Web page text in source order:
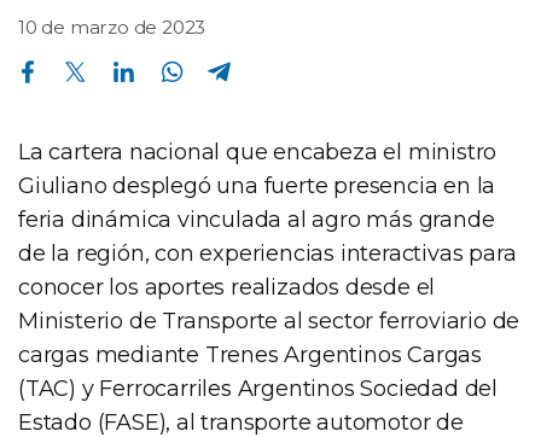
10 de marzo de 2023
Compartir en Facebook Compartir en Twitter Compartir en Linkedin Compartir en Whatsapp
La cartera nacional que encabeza el ministro
Giuliano desplegó una fuerte presencia en la
feria dinámica vinculada al agro más grande
de la región, con experiencias interactivas para
conocer los aportes realizados desde el
Ministerio de Transporte al sector ferroviario de
cargas mediante Trenes Argentinos Cargas
(TAC) y Ferrocarriles Argentinos Sociedad del
Estado (FASE), al transporte automotor de